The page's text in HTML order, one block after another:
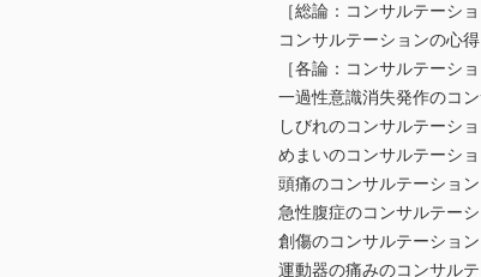
［総論：コンサルテーシ
コンサルテーションの心得
［各論：コンサルテーシ
一過性意識消失発作のコ
しびれのコンサルテーシ
めまいのコンサルテーシ
頭痛のコンサルテーション
急性腹症のコンサルテー
創傷のコンサルテーション
運動器の痛みのコンサル